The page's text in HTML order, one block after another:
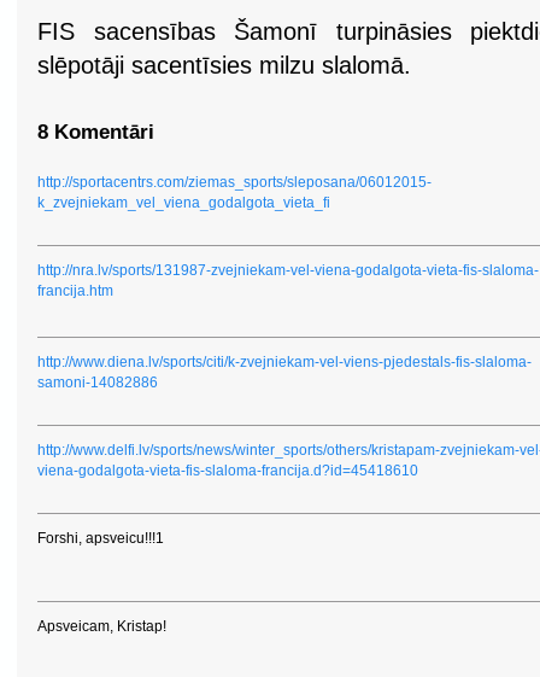
FIS sacensības Šamonī turpināsies
slēpotāji sacentīsies milzu slalomā.
8 Komentāri
http://sportacentrs.com/ziemas_sports/sleposana/06012015-
k_zvejniekam_vel_viena_godalgota_vieta_fi
http://nra.lv/sports/131987-zvejniekam-vel-viena-godalgota-vieta-fis-slaloma-
francija.htm
http://www.diena.lv/sports/citi/k-zvejniekam-vel-viens-pjedestals-fis-slaloma-
samoni-14082886
http://www.delfi.lv/sports/news/winter_sports/others/kristapam-zvejniekam-
viena-godalgota-vieta-fis-slaloma-francija.d?id=45418610
Forshi, apsveicu!!!1
Apsveicam, Kristap!